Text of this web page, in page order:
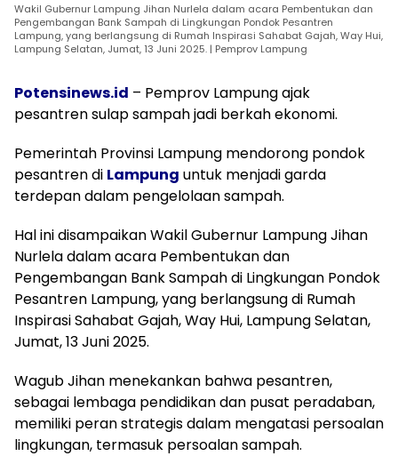
Wakil Gubernur Lampung Jihan Nurlela dalam acara Pembentukan dan
Pengembangan Bank Sampah di Lingkungan Pondok Pesantren
Lampung, yang berlangsung di Rumah Inspirasi Sahabat Gajah, Way Hui,
Lampung Selatan, Jumat, 13 Juni 2025. | Pemprov Lampung
Potensinews.id – Pemprov Lampung ajak
pesantren sulap sampah jadi berkah ekonomi.
Pemerintah Provinsi Lampung mendorong pondok
pesantren di Lampung untuk menjadi garda
terdepan dalam pengelolaan sampah.
Hal ini disampaikan Wakil Gubernur Lampung Jihan
Nurlela dalam acara Pembentukan dan
Pengembangan Bank Sampah di Lingkungan Pondok
Pesantren Lampung, yang berlangsung di Rumah
Inspirasi Sahabat Gajah, Way Hui, Lampung Selatan,
Jumat, 13 Juni 2025.
Wagub Jihan menekankan bahwa pesantren,
sebagai lembaga pendidikan dan pusat peradaban,
memiliki peran strategis dalam mengatasi persoalan
lingkungan, termasuk persoalan sampah.